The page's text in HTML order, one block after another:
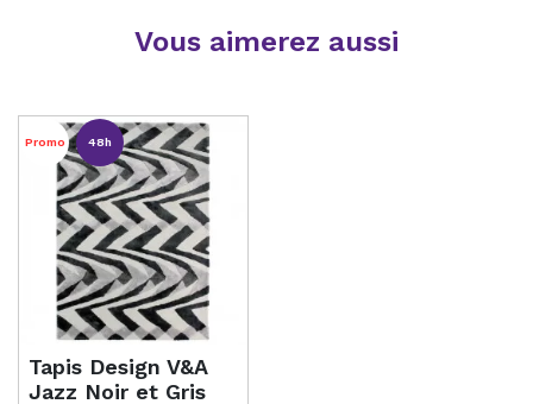
Vous aimerez aussi
Tapis Design V&A
Jazz Noir et Gris
Promo 48h